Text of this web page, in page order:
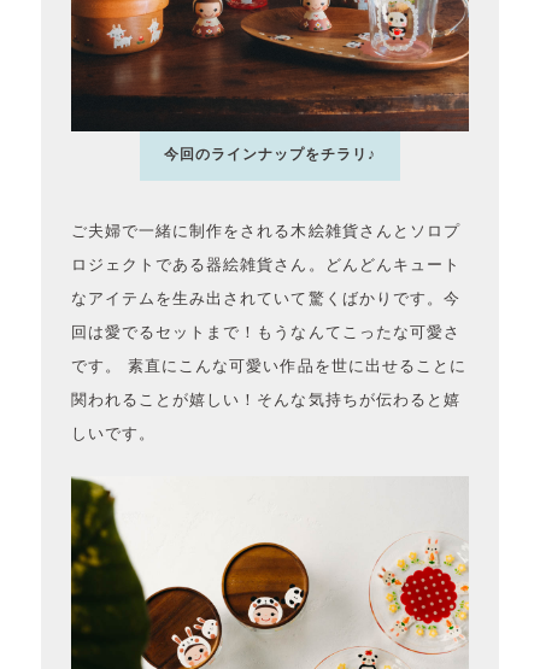
今回のラインナップをチラリ♪
ご夫婦で一緒に制作をされる木絵雑貨さんとソロプ
ロジェクトである器絵雑貨さん。どんどんキュート
なアイテムを生み出されていて驚くばかりです。今
回は愛でるセットまで！もうなんてこったな可愛さ
です。 素直にこんな可愛い作品を世に出せることに
関われることが嬉しい！そんな気持ちが伝わると嬉
しいです。